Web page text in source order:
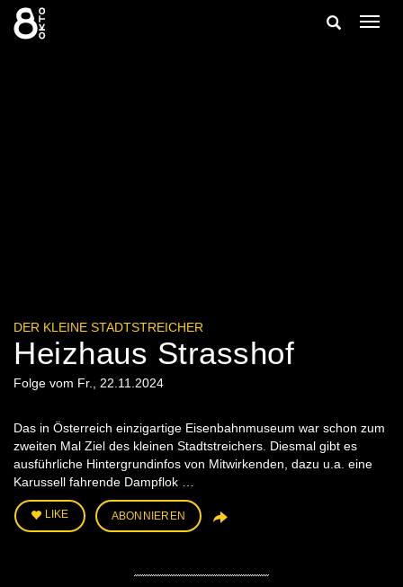
Zum
Inhalt
springen
Suche
DER KLEINE STADTSTREICHER
Heizhaus Strasshof
Folge vom Fr., 22.11.2024
Das in Österreich einzigartige Eisenbahnmuseum war schon zum
zweiten Mal Ziel des kleinen Stadtstreichers. Diesmal gibt es
ausführliche Hintergrundinfos von Mitwirkenden, dazu u.a. eine
Karussell fahrende Dampflok …
LIKE ABONNIEREN